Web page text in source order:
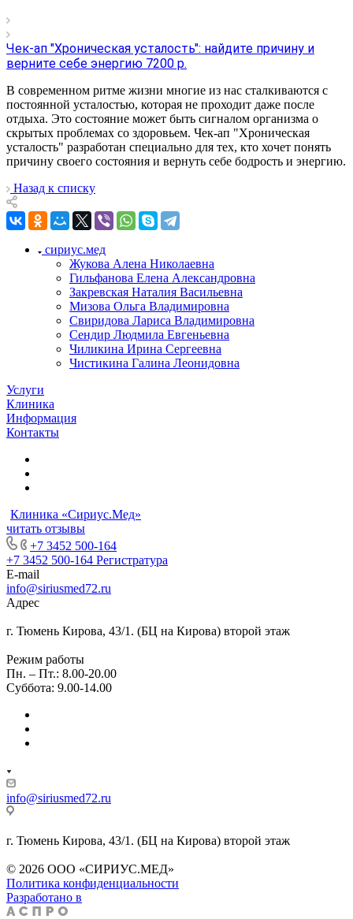
Чек-ап "Хроническая усталость": найдите причину и
верните себе энергию 7200 р.
В современном ритме жизни многие из нас сталкиваются с
постоянной усталостью, которая не проходит даже после
отдыха. Это состояние может быть сигналом организма о
скрытых проблемах со здоровьем. Чек-ап "Хроническая
усталость" разработан специально для тех, кто хочет понять
причину своего состояния и вернуть себе бодрость и энергию.
Назад к списку
сириус.мед
Жукова Алена Николаевна
Гильфанова Елена Александровна
Закревская Наталия Васильевна
Мизова Ольга Владимировна
Свиридова Лариса Владимировна
Сендир Людмила Евгеньевна
Чиликина Ирина Сергеевна
Чистикина Галина Леонидовна
Услуги
Клиника
Информация
Контакты
Клиника «Сириус.Мед»
читать отзывы
+7 3452 500-164
+7 3452 500-164 Регистратура
E-mail
info@siriusmed72.ru
Адрес
г. Тюмень Кирова, 43/1. (БЦ на Кирова) второй этаж
Режим работы
Пн. – Пт.: 8.00-20.00
Суббота: 9.00-14.00
info@siriusmed72.ru
г. Тюмень Кирова, 43/1. (БЦ на Кирова) второй этаж
© 2026 ООО «СИРИУС.МЕД»
Политика конфиденциальности
Разработано в